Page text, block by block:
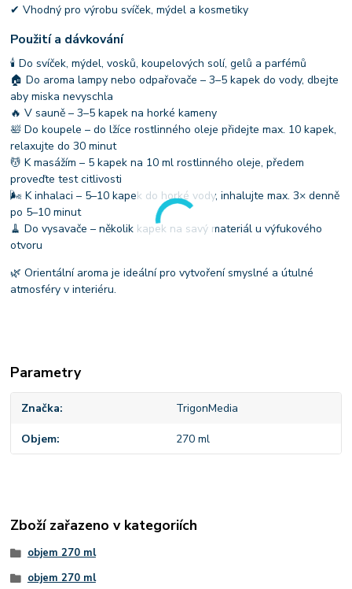
✔ Vhodný pro výrobu svíček, mýdel a kosmetiky
Použití a dávkování
🕯 Do svíček, mýdel, vosků, koupelových solí, gelů a parfémů
🏠 Do aroma lampy nebo odpařovače – 3–5 kapek do vody, dbejte
aby miska nevyschla
🔥 V sauně – 3–5 kapek na horké kameny
🛀 Do koupele – do lžíce rostlinného oleje přidejte max. 10 kapek,
relaxujte do 30 minut
💆 K masážím – 5 kapek na 10 ml rostlinného oleje, předem
proveďte test citlivosti
🌬 K inhalaci – 5–10 kapek do horké vody, inhalujte max. 3× denně
po 5–10 minut
🧹 Do vysavače – několik kapek na savý materiál u výfukového
otvoru
🌿 Orientální aroma je ideální pro vytvoření smyslné a útulné
atmosféry v interiéru.
Parametry
Značka TrigonMedia
Objem 270 ml
Zboží zařazeno v kategoriích
objem 270 ml
objem 270 ml